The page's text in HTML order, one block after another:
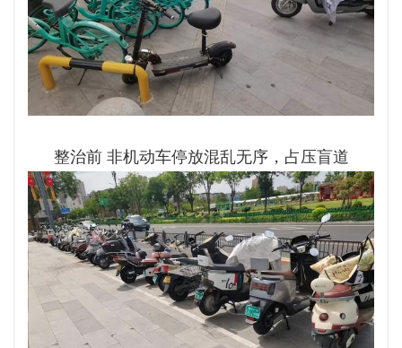
整治前 非机动车停放混乱无序，占压盲道